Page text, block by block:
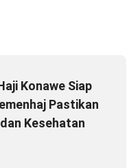
Konawe Siap
Pastikan
Kesehatan